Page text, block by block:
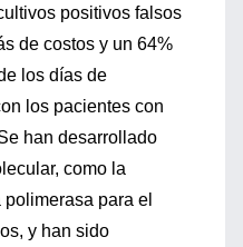
positivos falsos
de costos y un 64%
los días de
los pacientes con
han desarrollado
como la
para el
y han sido